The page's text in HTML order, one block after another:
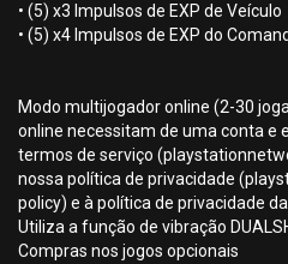
• (5) x3 Impulsos de EXP de Veículo
• (5) x4 Impulsos de EXP do
Modo multijogador online (2-30
online necessitam de uma conta e
termos de serviço
nossa política de privacidade
policy) e à política de privacidade
Utiliza a função de vibração
Compras nos jogos opcionais